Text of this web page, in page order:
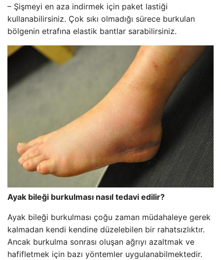
– Şişmeyi en aza indirmek için paket lastiği
kullanabilirsiniz. Çok sıkı olmadığı sürece burkulan
bölgenin etrafına elastik bantlar sarabilirsiniz.
Ayak bileği burkulması nasıl tedavi edilir?
Ayak bileği burkulması çoğu zaman müdahaleye gerek
kalmadan kendi kendine düzelebilen bir rahatsızlıktır.
Ancak burkulma sonrası oluşan ağrıyı azaltmak ve
hafifletmek için bazı yöntemler uygulanabilmektedir.